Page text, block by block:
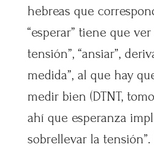
hebreas que
“esperar” tiene que
tensión”, “ansiar”,
medida”, al que hay
medir bien (DTNT,
ahí que esperanza
sobrellevar la tensión”.